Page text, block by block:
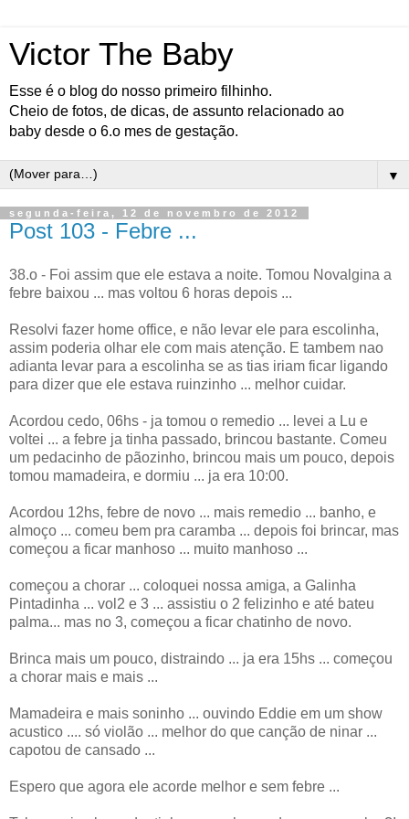
Victor The Baby
Esse é o blog do nosso primeiro filhinho.
Cheio de fotos, de dicas, de assunto relacionado ao
baby desde o 6.o mes de gestação.
▼
segunda-feira, 12 de novembro de 2012
Post 103 - Febre ...
38.o - Foi assim que ele estava a noite. Tomou Novalgina a
febre baixou ... mas voltou 6 horas depois ...
Resolvi fazer home office, e não levar ele para escolinha,
assim poderia olhar ele com mais atenção. E tambem nao
adianta levar para a escolinha se as tias iriam ficar ligando
para dizer que ele estava ruinzinho ... melhor cuidar.
Acordou cedo, 06hs - ja tomou o remedio ... levei a Lu e
voltei ... a febre ja tinha passado, brincou bastante. Comeu
um pedacinho de pãozinho, brincou mais um pouco, depois
tomou mamadeira, e dormiu ... ja era 10:00.
Acordou 12hs, febre de novo ... mais remedio ... banho, e
almoço ... comeu bem pra caramba ... depois foi brincar, mas
começou a ficar manhoso ... muito manhoso ...
começou a chorar ... coloquei nossa amiga, a Galinha
Pintadinha ... vol2 e 3 ... assistiu o 2 felizinho e até bateu
palma... mas no 3, começou a ficar chatinho de novo.
Brinca mais um pouco, distraindo ... ja era 15hs ... começou
a chorar mais e mais ...
Mamadeira e mais soninho ... ouvindo Eddie em um show
acustico .... só violão ... melhor do que canção de ninar ...
capotou de cansado ...
Espero que agora ele acorde melhor e sem febre ...